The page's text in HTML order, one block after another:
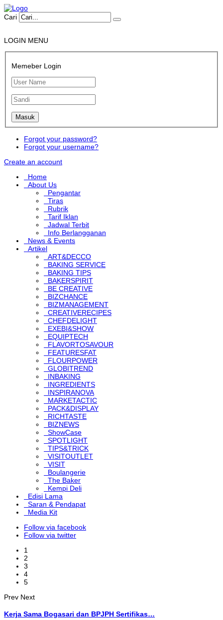
Cari
LOGIN MENU
Memeber Login
Forgot your password?
Forgot your username?
Create an account
Home
About Us
Pengantar
Tiras
Rubrik
Tarif Iklan
Jadwal Terbit
Info Berlangganan
News & Events
Artikel
ART&DECCO
BAKING SERVICE
BAKING TIPS
BAKERSPIRIT
BE CREATIVE
BIZCHANCE
BIZMANAGEMENT
CREATIVERECIPES
CHEFDELIGHT
EXEBI&SHOW
EQUIPTECH
FLAVORTOSAVOUR
FEATURESFAT
FLOURPOWER
GLOBITREND
INBAKING
INGREDIENTS
INSPIRANOVA
MARKETACTIC
PACK&DISPLAY
RICHTASTE
BIZNEWS
ShowCase
SPOTLIGHT
TIPS&TRICK
VISITOUTLET
VISIT
Boulangerie
The Baker
Kempi Deli
Edisi Lama
Saran & Pendapat
Media Kit
Follow via facebook
Follow via twitter
1
2
3
4
5
Prev Next
Kerja Sama Bogasari dan BPJPH Sertifikas…